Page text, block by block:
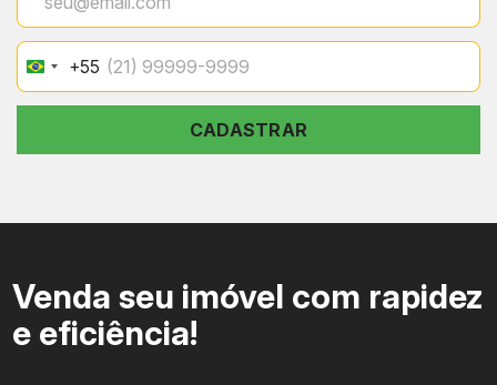
Brazil
+55
+55
CADASTRAR
Venda seu imóvel com rapidez
e eficiência!